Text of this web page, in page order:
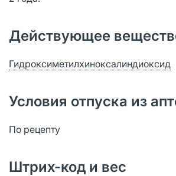
Действующее
Гидроксиметилхиноксалиндиоксид
Условия отпуска из
По рецепту
Штрих-код и вес